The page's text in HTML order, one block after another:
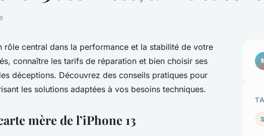
rôle central dans la performance et la stabilité de votre
connaître les tarifs de réparation et bien choisir ses
déceptions. Découvrez des conseils pratiques pour
les solutions adaptées à vos besoins techniques.
mère de l’iPhone 13